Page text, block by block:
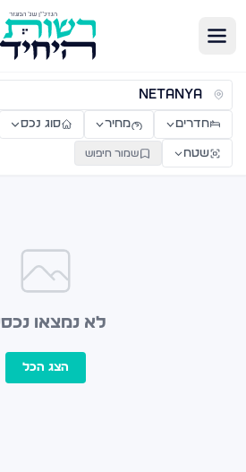
דירות למכירה ולהשכרה —
חדרים מחיר סוג נכס
שטח שמור חיפוש
לא נמצאו
הצג הכל